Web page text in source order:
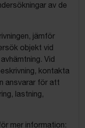
av de
jämför
objekt vid
Vid
kontakta
ansvarar för att
lastning,
mer information: